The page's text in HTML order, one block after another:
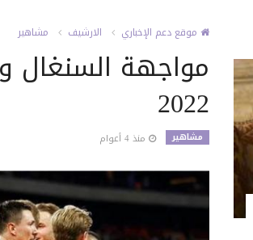
موقع دعم الإخباري الارشيف مشاهير
مواجهة السنغال
2022
مشاهير منذ 4 أعوام